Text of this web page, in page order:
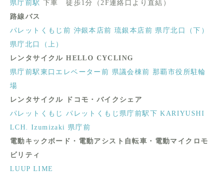
県庁前駅 下車 徒歩1分（2F連絡口より直結）
路線バス
パレットくもじ前 沖銀本店前 琉銀本店前 県庁北口（下）
県庁北口（上）
レンタサイクル HELLO CYCLING
県庁前駅東口エレベーター前 県議会棟前 那覇市役所駐輪
場
レンタサイクル ドコモ・バイクシェア
パレットくもじ
パレットくもじ県庁前駅下 KARIYUSHI
LCH. Izumizaki 県庁前
電動キックボード・電動アシスト自転車・電動マイクロモ
ビリティ
LUUP LIME